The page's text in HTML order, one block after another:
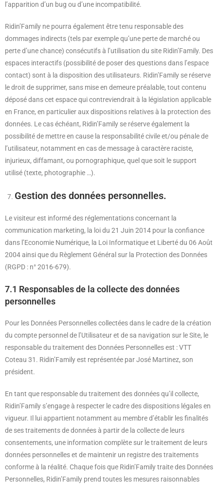
l’apparition d’un bug ou d’une incompatibilité.
Ridin’Family ne pourra également être tenu responsable des
dommages indirects (tels par exemple qu’une perte de marché ou
perte d’une chance) consécutifs à l’utilisation du site Ridin’Family. Des
espaces interactifs (possibilité de poser des questions dans l’espace
contact) sont à la disposition des utilisateurs. Ridin’Family se réserve
le droit de supprimer, sans mise en demeure préalable, tout contenu
déposé dans cet espace qui contreviendrait à la législation applicable
en France, en particulier aux dispositions relatives à la protection des
données. Le cas échéant, Ridin’Family se réserve également la
possibilité de mettre en cause la responsabilité civile et/ou pénale de
l’utilisateur, notamment en cas de message à caractère raciste,
injurieux, diffamant, ou pornographique, quel que soit le support
utilisé (texte, photographie …).
Gestion des données personnelles.
Le visiteur est informé des réglementations concernant la
communication marketing, la loi du 21 Juin 2014 pour la confiance
dans l’Economie Numérique, la Loi Informatique et Liberté du 06 Août
2004 ainsi que du Règlement Général sur la Protection des Données
(RGPD : n° 2016-679).
7.1 Responsables de la collecte des données
personnelles
Pour les Données Personnelles collectées dans le cadre de la création
du compte personnel de l’Utilisateur et de sa navigation sur le Site, le
responsable du traitement des Données Personnelles est : VTT
Coteau 31. Ridin’Family est représentée par José Martinez, son
président.
En tant que responsable du traitement des données qu’il collecte,
Ridin’Family s’engage à respecter le cadre des dispositions légales en
vigueur. Il lui appartient notamment au membre d’établir les finalités
de ses traitements de données à partir de la collecte de leurs
consentements, une information complète sur le traitement de leurs
données personnelles et de maintenir un registre des traitements
conforme à la réalité. Chaque fois que Ridin’Family traite des Données
Personnelles, Ridin’Family prend toutes les mesures raisonnables